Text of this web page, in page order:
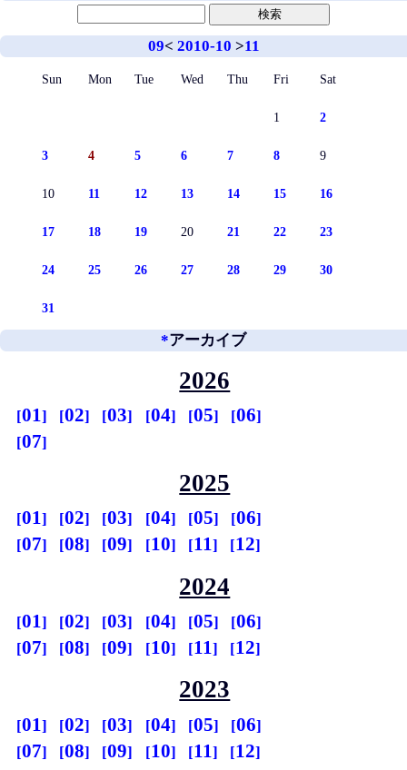
09< 2010-10 >11
Sun Mon Tue Wed Thu Fri Sat
1 2
3 4 5 6 7 8 9
10 11 12 13 14 15 16
17 18 19 20 21 22 23
24 25 26 27 28 29 30
31
*アーカイブ
2026
01 02 03 04 05
06
07
2025
01 02 03 04 05
06
07
08 09 10 11 12
2024
01 02 03 04 05
06
07
08 09 10 11 12
2023
01 02 03 04 05
06
07
08 09 10 11 12